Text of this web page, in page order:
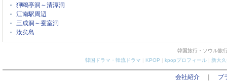
狎鴎亭洞～清潭洞
江南駅周辺
三成洞～蚕室洞
汝矣島
韓国旅行・ソウル旅
韓国ドラマ・韓流ドラマ | KPOP | kpopプロフィール| 新大
会社紹介 プ